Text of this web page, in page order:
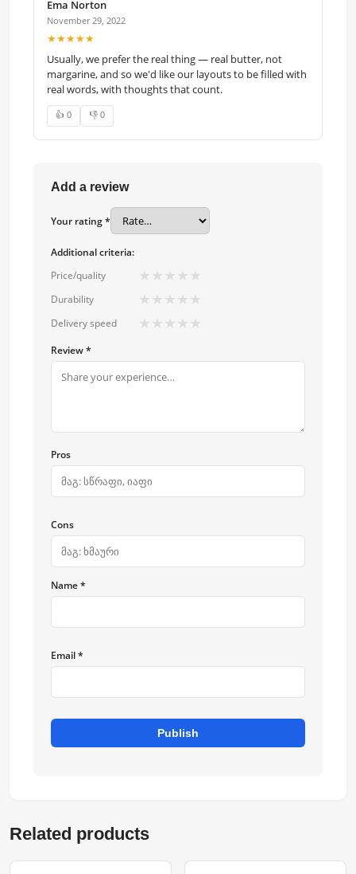
Ema Norton
November 29, 2022
★★★★★
Usually, we prefer the real thing — real butter, not
margarine, and so we'd like our layouts to be filled with
real words, with thoughts that count.
👍 0 👎 0
Add a review
Your rating *
Additional criteria:
Price/quality
★ ★ ★ ★ ★
Durability ★ ★ ★ ★ ★
Delivery speed ★ ★ ★ ★ ★
Review *
Pros
Cons
Name *
Email *
Publish
Related products